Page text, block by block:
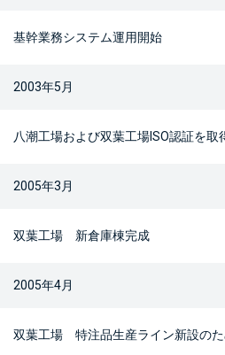
基幹業務システム運用開始
2003年5月
八潮工場および双葉工場ISO認証を取
2005年3月
双葉工場 新倉庫棟完成
2005年4月
双葉工場 特注品生産ライン新設のた